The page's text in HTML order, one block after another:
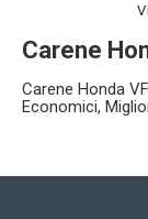
Carene
Carene Honda
Economici,